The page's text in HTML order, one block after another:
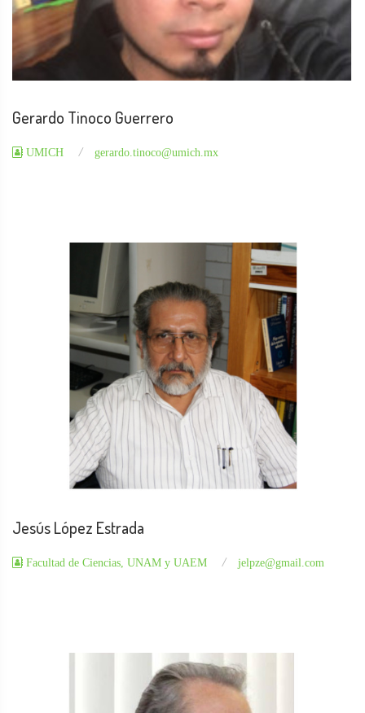
Gerardo Tinoco Guerrero
UMICH gerardo.tinoco@umich.mx
Jesús López Estrada
Facultad de Ciencias, UNAM y UAEM jelpze@gmail.com